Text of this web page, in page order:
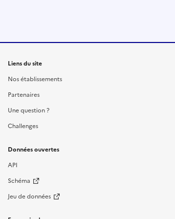
Liens du site
Nos établissements
Partenaires
Une question ?
Challenges
Données ouvertes
API
Schéma
Jeu de données